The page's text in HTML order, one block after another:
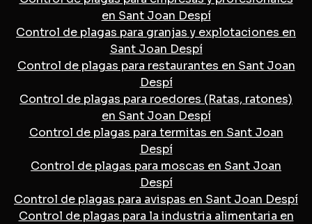
en Sant Joan Despí
Control de plagas para granjas y explotaciones en
Sant Joan Despí
Control de plagas para restaurantes en Sant Joan
Despí
Control de plagas para roedores (Ratas, ratones)
en Sant Joan Despí
Control de plagas para termitas en Sant Joan
Despí
Control de plagas para moscas en Sant Joan
Despí
Control de plagas para avispas en Sant Joan Despí
Control de plagas para la industria alimentaria en